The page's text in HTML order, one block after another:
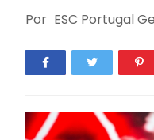
Por ESC Portugal